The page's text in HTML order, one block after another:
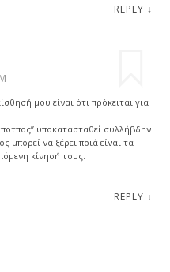
REPLY ↓
μου είναι ότι πρόκειται για
υποκατασταθεί συλλήβδην
μπορεί να ξέρει ποιά είναι τα
κίνησή τους.
REPLY ↓